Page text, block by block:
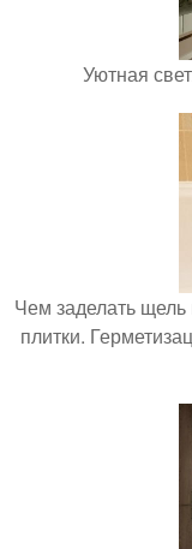
Уютная
Чем заделать
плитки.